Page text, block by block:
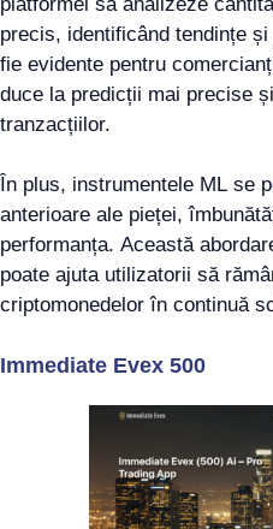
precis, identificând tendințe
fie evidente pentru
duce la predicții mai precise
tranzacțiilor.
În plus, instrumentele ML se
anterioare ale pieței,
performanța. Această
poate ajuta utilizatorii să
criptomonedelor în continuă
Immediate Evex 500